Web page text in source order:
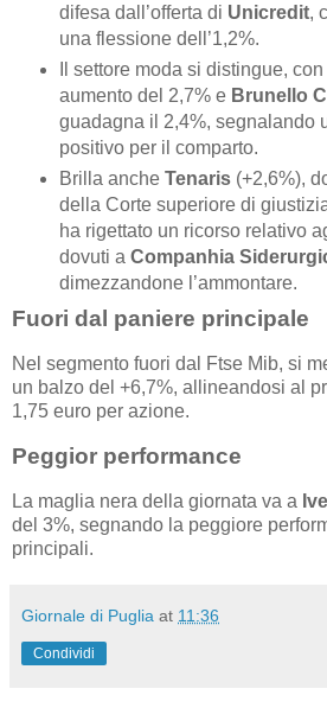
difesa dall’offerta di Unicredit,
una flessione dell’1,2%.
Il settore moda si distingue, con
aumento del 2,7% e Brunello
guadagna il 2,4%, segnalando
positivo per il comparto.
Brilla anche Tenaris(+2,6%),
della Corte superiore di
ha rigettato un ricorso relativo
dovuti a Companhia
dimezzandone l’ammontare.
Fuori dal paniere principale
Nel segmento fuori dal Ftse Mib, si
un balzo del +6,7%, allineandosi al
1,75 euro per azione.
Peggior performance
La maglia nera della giornata va a
del 3%, segnando la peggiore
principali.
Giornale di Puglia at 11:36
Condividi